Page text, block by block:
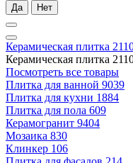
Да Нет
Керамическая плитка
Керамическая плитка
Посмотреть все товары
Плитка для ванной 9039
Плитка для кухни 1884
Плитка для пола 609
Керамогранит 9404
Мозаика 830
Клинкер 106